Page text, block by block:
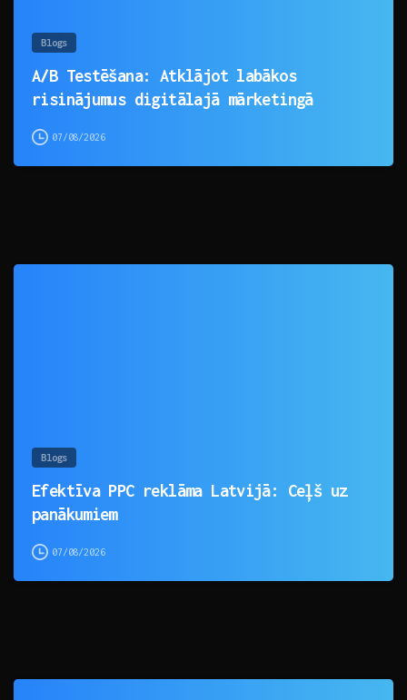
Blogs
A/B Testēšana: Atklājot labākos
risinājumus digitālajā mārketingā
07/08/2026
Blogs
Efektīva PPC reklāma Latvijā: Ceļš uz
panākumiem
07/08/2026